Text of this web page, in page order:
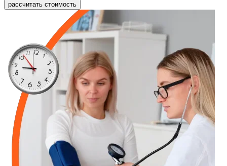
рассчитать стоимость